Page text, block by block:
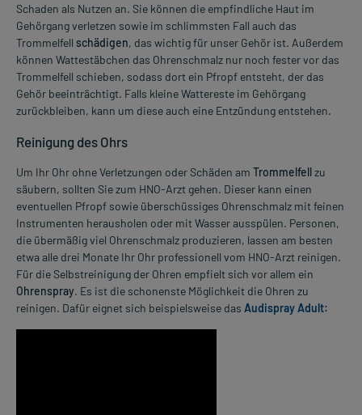
Schaden als Nutzen an. Sie können die empfindliche Haut im
Gehörgang verletzen sowie im schlimmsten Fall auch das
Trommelfell schädigen, das wichtig für unser Gehör ist. Außerdem
können Wattestäbchen das Ohrenschmalz nur noch fester vor das
Trommelfell schieben, sodass dort ein Pfropf entsteht, der das
Gehör beeinträchtigt. Falls kleine Wattereste im Gehörgang
zurückbleiben, kann um diese auch eine Entzündung entstehen.
Reinigung des Ohrs
Um Ihr Ohr ohne Verletzungen oder Schäden am Trommelfellzu
säubern, sollten Sie zum HNO-Arzt gehen. Dieser kann einen
eventuellen Pfropf sowie überschüssiges Ohrenschmalz mit feinen
Instrumenten herausholen oder mit Wasser ausspülen. Personen,
die übermäßig viel Ohrenschmalz produzieren, lassen am besten
etwa alle drei Monate Ihr Ohr professionell vom HNO-Arzt reinigen.
Für die Selbstreinigung der Ohren empfielt sich vor allem ein
Ohrenspray. Es ist die schonenste Möglichkeit die Ohren zu
reinigen. Dafür eignet sich beispielsweise das Audispray Adult: